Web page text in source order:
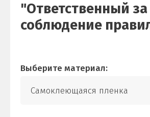
"Ответственный за
соблюдение
Выберите материал:
Самоклеющаяся пленка